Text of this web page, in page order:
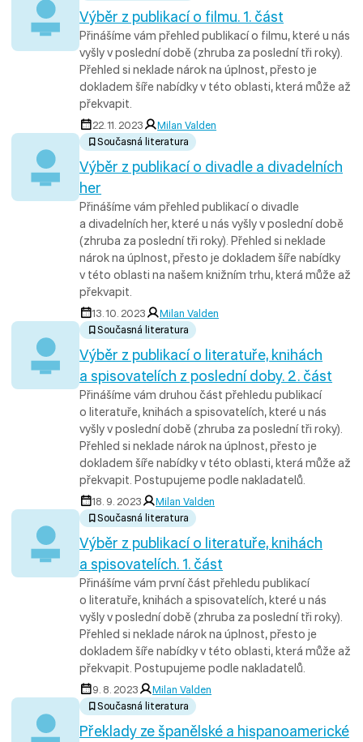
Výběr z publikací o filmu. 1. část
Přinášíme vám přehled publikací o filmu, které u nás
vyšly v poslední době (zhruba za poslední tři roky).
Přehled si neklade nárok na úplnost, přesto je
dokladem šíře nabídky v této oblasti, která může až
překvapit.
22. 11. 2023
Milan Valden
Současná literatura
Výběr z publikací o divadle a divadelních
her
Přinášíme vám přehled publikací o divadle
a divadelních her, které u nás vyšly v poslední době
(zhruba za poslední tři roky). Přehled si neklade
nárok na úplnost, přesto je dokladem šíře nabídky
v této oblasti na našem knižním trhu, která může až
překvapit.
13. 10. 2023
Milan Valden
Současná literatura
Výběr z publikací o literatuře, knihách
a spisovatelích z poslední doby. 2. část
Přinášíme vám druhou část přehledu publikací
o literatuře, knihách a spisovatelích, které u nás
vyšly v poslední době (zhruba za poslední tři roky).
Přehled si neklade nárok na úplnost, přesto je
dokladem šíře nabídky v této oblasti, která může až
překvapit. Postupujeme podle nakladatelů.
18. 9. 2023
Milan Valden
Současná literatura
Výběr z publikací o literatuře, knihách
a spisovatelích. 1. část
Přinášíme vám první část přehledu publikací
o literatuře, knihách a spisovatelích, které u nás
vyšly v poslední době (zhruba za poslední tři roky).
Přehled si neklade nárok na úplnost, přesto je
dokladem šíře nabídky v této oblasti, která může až
překvapit. Postupujeme podle nakladatelů.
9. 8. 2023
Milan Valden
Současná literatura
Překlady ze španělské a hispanoamerické